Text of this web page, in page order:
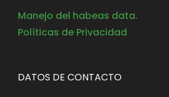
Manejo del habeas data.
Políticas de Privacidad
DATOS DE CONTACTO